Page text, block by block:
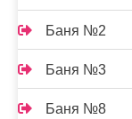
Баня №2
Баня №3
Баня №8